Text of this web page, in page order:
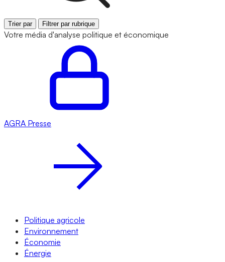
Trier par Filtrer par rubrique
Votre média d'analyse politique et économique
AGRA Presse
Politique agricole
Environnement
Économie
Énergie